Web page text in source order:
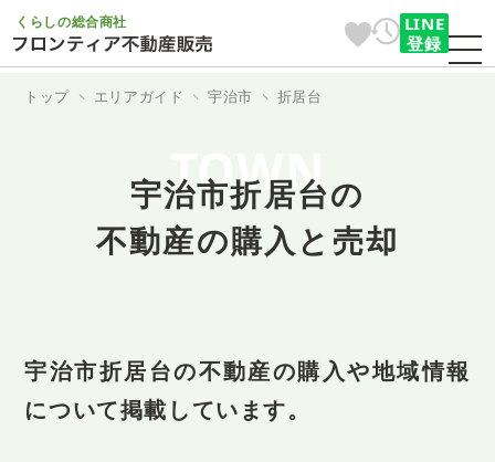
くらしの総合商社
LINE
登録
トップ エリアガイド 宇治市 折居台
TOWN
宇治市折居台の
不動産の購入と売却
宇治市折居台の不動産の購入や地域情報
について掲載しています。